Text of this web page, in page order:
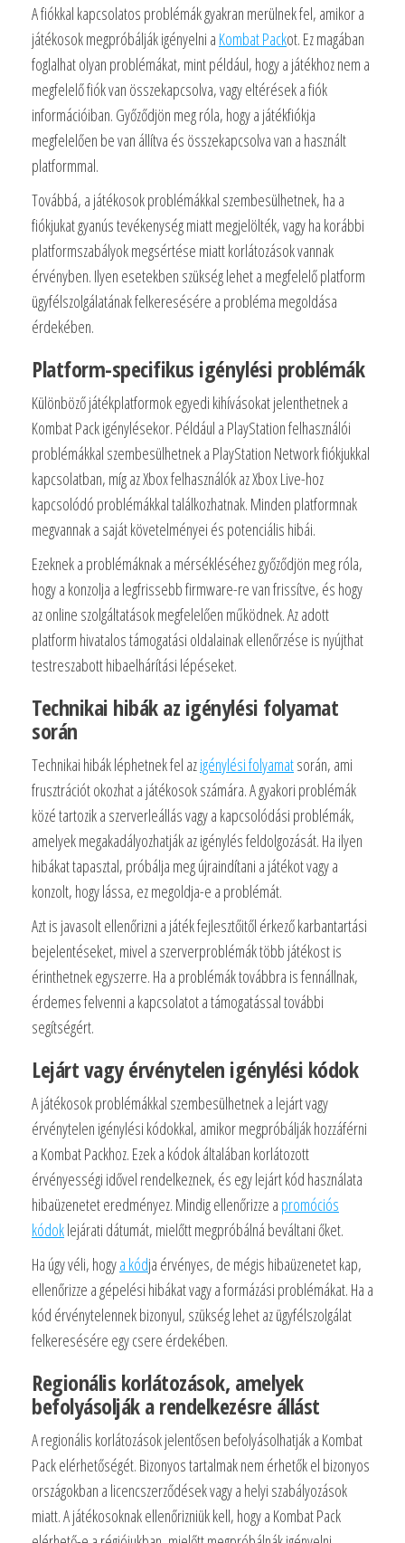
A fiókkal kapcsolatos problémák gyakran merülnek fel, amikor a
játékosok megpróbálják igényelni a Kombat Packot. Ez magában
foglalhat olyan problémákat, mint például, hogy a játékhoz nem a
megfelelő fiók van összekapcsolva, vagy eltérések a fiók
információiban. Győződjön meg róla, hogy a játékfiókja
megfelelően be van állítva és összekapcsolva van a használt
platformmal.
Továbbá, a játékosok problémákkal szembesülhetnek, ha a
fiókjukat gyanús tevékenység miatt megjelölték, vagy ha korábbi
platformszabályok megsértése miatt korlátozások vannak
érvényben. Ilyen esetekben szükség lehet a megfelelő platform
ügyfélszolgálatának felkeresésére a probléma megoldása
érdekében.
Platform-specifikus igénylési problémák
Különböző játékplatformok egyedi kihívásokat jelenthetnek a
Kombat Pack igénylésekor. Például a PlayStation felhasználói
problémákkal szembesülhetnek a PlayStation Network fiókjukkal
kapcsolatban, míg az Xbox felhasználók az Xbox Live-hoz
kapcsolódó problémákkal találkozhatnak. Minden platformnak
megvannak a saját követelményei és potenciális hibái.
Ezeknek a problémáknak a mérsékléséhez győződjön meg róla,
hogy a konzolja a legfrissebb firmware-re van frissítve, és hogy
az online szolgáltatások megfelelően működnek. Az adott
platform hivatalos támogatási oldalainak ellenőrzése is nyújthat
testreszabott hibaelhárítási lépéseket.
Technikai hibák az igénylési folyamat
során
Technikai hibák léphetnek fel azigénylési folyamatsorán, ami
frusztrációt okozhat a játékosok számára. A gyakori problémák
közé tartozik a szerverleállás vagy a kapcsolódási problémák,
amelyek megakadályozhatják az igénylés feldolgozását. Ha ilyen
hibákat tapasztal, próbálja meg újraindítani a játékot vagy a
konzolt, hogy lássa, ez megoldja-e a problémát.
Azt is javasolt ellenőrizni a játék fejlesztőitől érkező karbantartási
bejelentéseket, mivel a szerverproblémák több játékost is
érinthetnek egyszerre. Ha a problémák továbbra is fennállnak,
érdemes felvenni a kapcsolatot a támogatással további
segítségért.
Lejárt vagy érvénytelen igénylési kódok
A játékosok problémákkal szembesülhetnek a lejárt vagy
érvénytelen igénylési kódokkal, amikor megpróbálják hozzáférni
a Kombat Packhoz. Ezek a kódok általában korlátozott
érvényességi idővel rendelkeznek, és egy lejárt kód használata
hibaüzenetet eredményez. Mindig ellenőrizze a promóciós
kódoklejárati dátumát, mielőtt megpróbálná beváltani őket.
Ha úgy véli, hogya kódja érvényes, de mégis hibaüzenetet kap,
ellenőrizze a gépelési hibákat vagy a formázási problémákat. Ha a
kód érvénytelennek bizonyul, szükség lehet az ügyfélszolgálat
felkeresésére egy csere érdekében.
Regionális korlátozások, amelyek
befolyásolják a rendelkezésre állást
A regionális korlátozások jelentősen befolyásolhatják a Kombat
Pack elérhetőségét. Bizonyos tartalmak nem érhetők el bizonyos
országokban a licencszerződések vagy a helyi szabályozások
miatt. A játékosoknak ellenőrizniük kell, hogy a Kombat Pack